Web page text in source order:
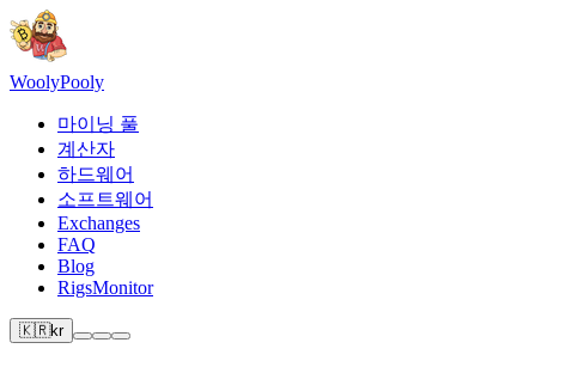
WoolyPooly
마이닝 풀
계산자
하드웨어
소프트웨어
Exchanges
FAQ
Blog
RigsMonitor
🇰🇷kr